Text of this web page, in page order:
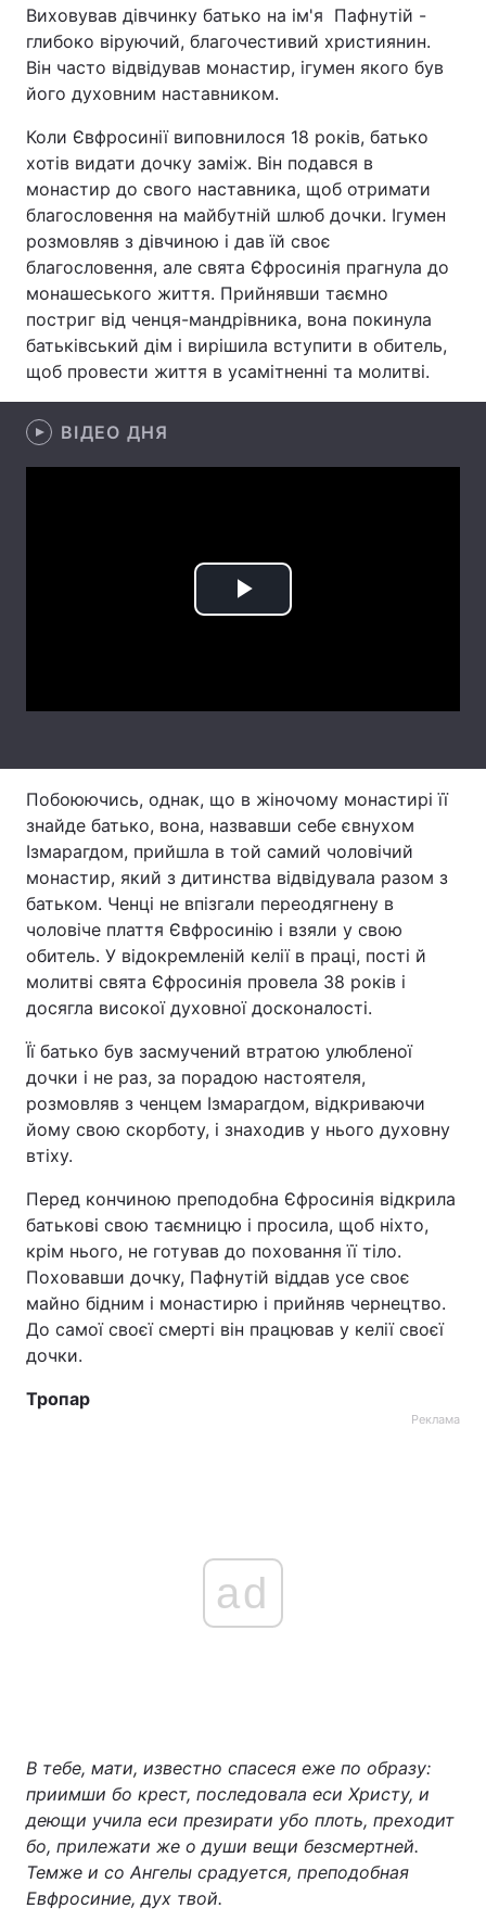
Головна Війна
Економіка Світ
Спорт Наука
Лайт
Зброя
Здоров'я Туризм
Цікавинки Погода
Екологія
Статті
Думки
Тема оформлення
Виховував дівчинку батько на ім'я Пафнутій -
глибоко віруючий, благочестивий християнин.
Він часто відвідував монастир, ігумен якого був
його духовним наставником.
Коли Євфросинії виповнилося 18 років, батько
хотів видати дочку заміж. Він подався в
монастир до свого наставника, щоб отримати
благословення на майбутній шлюб дочки. Ігумен
розмовляв з дівчиною і дав їй своє
благословення, але свята Єфросинія прагнула до
монашеського життя. Прийнявши таємно
постриг від ченця-мандрівника, вона покинула
батьківський дім і вирішила вступити в обитель,
щоб провести життя в усамітненні та молитві.
ВІДЕО ДНЯ
Play
Побоюючись, однак, що в жіночому монастирі її
знайде батько, вона, назвавши себе євнухом
Ізмарагдом, прийшла в той самий чоловічий
монастир, який з дитинства відвідувала разом з
батьком. Ченці не впізгали переодягнену в
чоловіче плаття Євфросинію і взяли у свою
обитель. У відокремленій келії в праці, пості й
молитві свята Єфросинія провела 38 років і
досягла високої духовної досконалості.
Її батько був засмучений втратою улюбленої
дочки і не раз, за порадою настоятеля,
розмовляв з ченцем Ізмарагдом, відкриваючи
йому свою скорботу, і знаходив у нього духовну
втіху.
Перед кончиною преподобна Єфросинія відкрила
батькові свою таємницю і просила, щоб ніхто,
крім нього, не готував до поховання її тіло.
Поховавши дочку, Пафнутій віддав усе своє
майно бідним і монастирю і прийняв чернецтво.
До самої своєї смерті він працював у келії своєї
дочки.
Тропар
Реклама
ad
В тебе, мати, известно спасеся еже по образу:
приимши бо крест, последовала еси Христу, и
деющи учила еси презирати убо плоть, преходит
бо, прилежати же о души вещи безсмертней.
Темже и со Ангелы срадуется, преподобная
Евфросиние, дух твой.